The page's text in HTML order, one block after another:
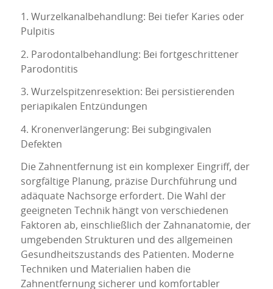
1. Wurzelkanalbehandlung: Bei tiefer Karies oder
Pulpitis
2. Parodontalbehandlung: Bei fortgeschrittener
Parodontitis
3. Wurzelspitzenresektion: Bei persistierenden
periapikalen Entzündungen
4. Kronenverlängerung: Bei subgingivalen
Defekten
Die Zahnentfernung ist ein komplexer Eingriff, der
sorgfältige Planung, präzise Durchführung und
adäquate Nachsorge erfordert. Die Wahl der
geeigneten Technik hängt von verschiedenen
Faktoren ab, einschließlich der Zahnanatomie, der
umgebenden Strukturen und des allgemeinen
Gesundheitszustands des Patienten. Moderne
Techniken und Materialien haben die
Zahnentfernung sicherer und komfortabler